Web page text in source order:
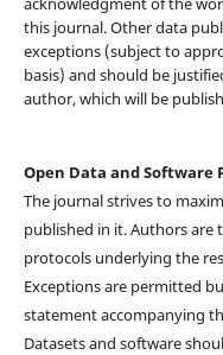
this journal. Other data
exceptions (subject to
basis) and should be
author, which will be
Open Data and Software
The journal strives to
published in it. Authors are
protocols underlying the
Exceptions are permitted
statement accompanying
Datasets and software